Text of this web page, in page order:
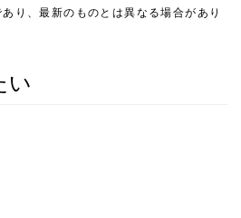
り、最新のものとは異なる場合があり
い